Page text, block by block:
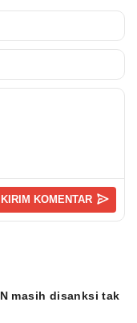
masih disanksi tak